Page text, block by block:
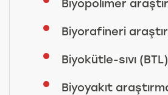
Biyopolimer
Biyorafineri
Biyokütle-sıvı
Biyoyakıt